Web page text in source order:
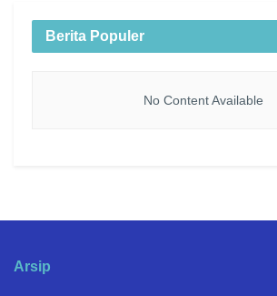
Berita Populer
No Content Available
Arsip